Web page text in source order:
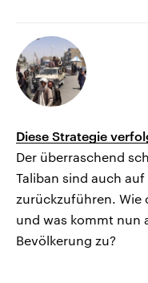
Diese Strategie
Der überraschend
Taliban sind auch auf
zurückzuführen. Wie
und was kommt nun
Bevölkerung zu?